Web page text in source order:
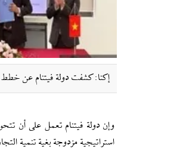
إکنا: كشفت دولة فيتنام عن خطط
وإن دولة فيتنام تعمل على أن
استراتيجية مزدوجة بغية تنمية